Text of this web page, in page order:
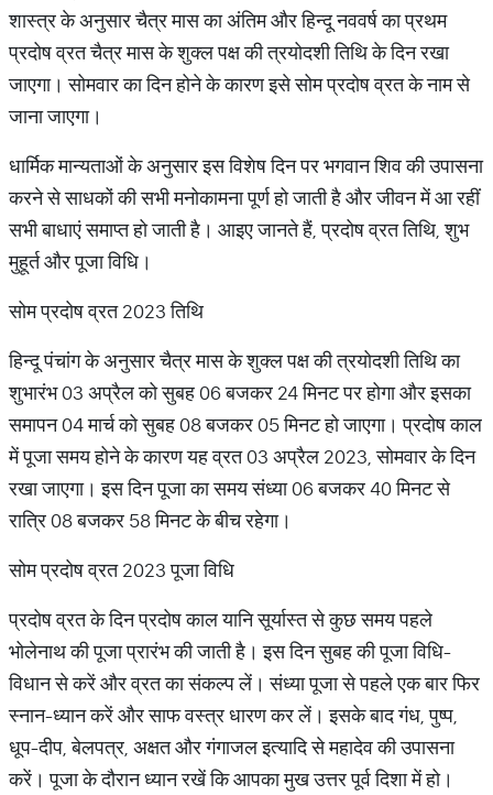
शास्त्र के अनुसार चैत्र मास का अंतिम और हिन्दू नववर्ष का प्रथम
प्रदोष व्रत चैत्र मास के शुक्ल पक्ष की त्रयोदशी तिथि के दिन रखा
जाएगा। सोमवार का दिन होने के कारण इसे सोम प्रदोष व्रत के नाम से
जाना जाएगा।
धार्मिक मान्यताओं के अनुसार इस विशेष दिन पर भगवान शिव की उपासना
करने से साधकों की सभी मनोकामना पूर्ण हो जाती है और जीवन में आ रहीं
सभी बाधाएं समाप्त हो जाती है। आइए जानते हैं, प्रदोष व्रत तिथि, शुभ
मुहूर्त और पूजा विधि।
सोम प्रदोष व्रत 2023 तिथि
हिन्दू पंचांग के अनुसार चैत्र मास के शुक्ल पक्ष की त्रयोदशी तिथि का
शुभारंभ 03 अप्रैल को सुबह 06 बजकर 24 मिनट पर होगा और इसका
समापन 04 मार्च को सुबह 08 बजकर 05 मिनट हो जाएगा। प्रदोष काल
में पूजा समय होने के कारण यह व्रत 03 अप्रैल 2023, सोमवार के दिन
रखा जाएगा। इस दिन पूजा का समय संध्या 06 बजकर 40 मिनट से
रात्रि 08 बजकर 58 मिनट के बीच रहेगा।
सोम प्रदोष व्रत 2023 पूजा विधि
प्रदोष व्रत के दिन प्रदोष काल यानि सूर्यास्त से कुछ समय पहले
भोलेनाथ की पूजा प्रारंभ की जाती है। इस दिन सुबह की पूजा विधि-
विधान से करें और व्रत का संकल्प लें। संध्या पूजा से पहले एक बार फिर
स्नान-ध्यान करें और साफ वस्त्र धारण कर लें। इसके बाद गंध, पुष्प,
धूप-दीप, बेलपत्र, अक्षत और गंगाजल इत्यादि से महादेव की उपासना
करें। पूजा के दौरान ध्यान रखें कि आपका मुख उत्तर पूर्व दिशा में हो।